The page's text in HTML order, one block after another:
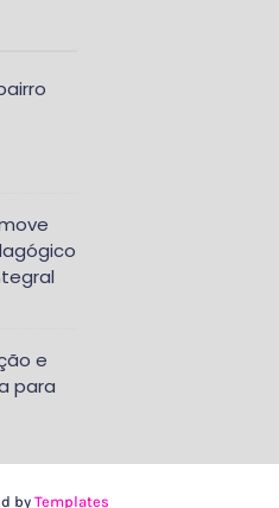
e
para
byTemplates